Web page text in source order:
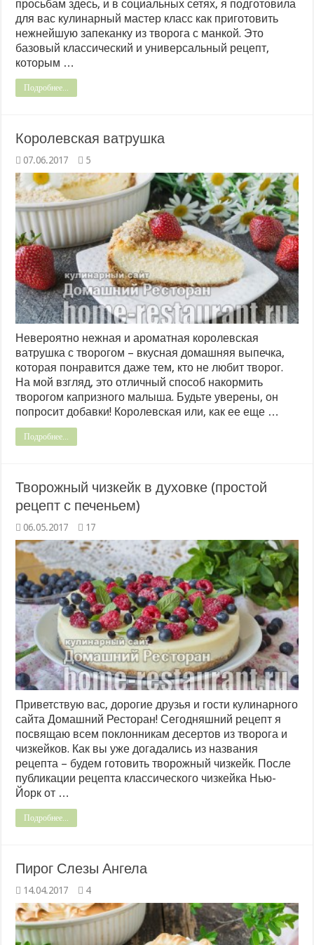
просьбам здесь, и в социальных сетях, я подготовила
для вас кулинарный мастер класс как приготовить
нежнейшую запеканку из творога с манкой. Это
базовый классический и универсальный рецепт,
которым …
Подробнее...
Королевская ватрушка
07.06.2017 5
Невероятно нежная и ароматная королевская
ватрушка с творогом – вкусная домашняя выпечка,
которая понравится даже тем, кто не любит творог.
На мой взгляд, это отличный способ накормить
творогом капризного малыша. Будьте уверены, он
попросит добавки! Королевская или, как ее еще …
Подробнее...
Творожный чизкейк в духовке (простой
рецепт с печеньем)
06.05.2017 17
Приветствую вас, дорогие друзья и гости кулинарного
сайта Домашний Ресторан! Сегодняшний рецепт я
посвящаю всем поклонникам десертов из творога и
чизкейков. Как вы уже догадались из названия
рецепта – будем готовить творожный чизкейк. После
публикации рецепта классического чизкейка Нью-
Йорк от …
Подробнее...
Пирог Слезы Ангела
14.04.2017 4